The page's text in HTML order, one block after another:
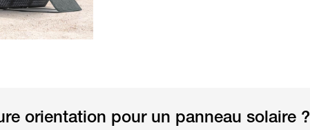
orientation pour un panneau solaire ?